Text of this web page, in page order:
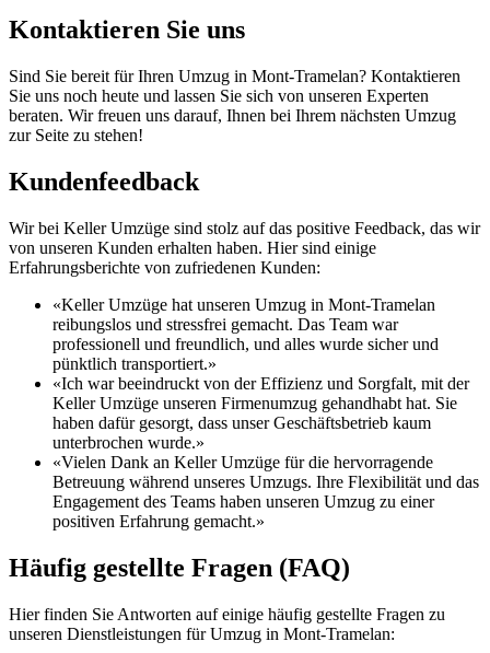
Kontaktieren Sie uns
Sind Sie bereit für Ihren Umzug in Mont-Tramelan? Kontaktieren
Sie uns noch heute und lassen Sie sich von unseren Experten
beraten. Wir freuen uns darauf, Ihnen bei Ihrem nächsten Umzug
zur Seite zu stehen!
Kundenfeedback
Wir bei Keller Umzüge sind stolz auf das positive Feedback, das wir
von unseren Kunden erhalten haben. Hier sind einige
Erfahrungsberichte von zufriedenen Kunden:
«Keller Umzüge hat unseren Umzug in Mont-Tramelan
reibungslos und stressfrei gemacht. Das Team war
professionell und freundlich, und alles wurde sicher und
pünktlich transportiert.»
«Ich war beeindruckt von der Effizienz und Sorgfalt, mit der
Keller Umzüge unseren Firmenumzug gehandhabt hat. Sie
haben dafür gesorgt, dass unser Geschäftsbetrieb kaum
unterbrochen wurde.»
«Vielen Dank an Keller Umzüge für die hervorragende
Betreuung während unseres Umzugs. Ihre Flexibilität und das
Engagement des Teams haben unseren Umzug zu einer
positiven Erfahrung gemacht.»
Häufig gestellte Fragen (FAQ)
Hier finden Sie Antworten auf einige häufig gestellte Fragen zu
unseren Dienstleistungen für Umzug in Mont-Tramelan: